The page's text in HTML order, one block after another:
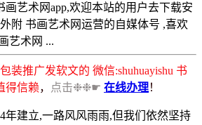
画艺术网app,欢迎本站的用户去下载安
附 书画艺术网运营的自媒体号 ,喜欢
艺术网 ...
装推广发软文的 微信:shuhuayishu 书
得信赖， 点击❉❉☛ 在线办理！
年建立,一路风风雨雨,但我们依然坚持